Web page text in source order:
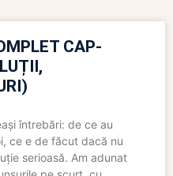
CAP-
întrebări: de ce au
ce e de făcut dacă nu
serioasă. Am adunat